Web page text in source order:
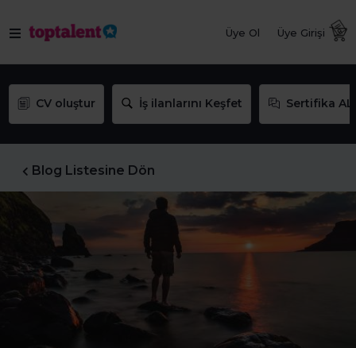
Üye Ol Üye Girişi
CV oluştur İş ilanlarını Keşfet Sertifika AL
Blog Listesine Dön